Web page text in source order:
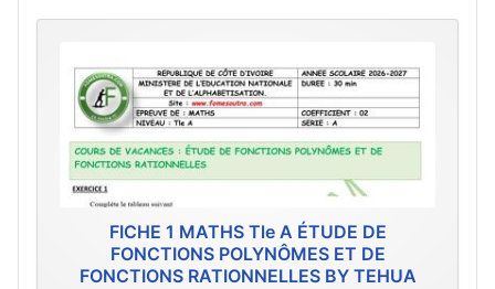
FICHE 1 MATHS Tle A ÉTUDE DE
FONCTIONS POLYNÔMES ET DE
FONCTIONS RATIONNELLES BY TEHUA